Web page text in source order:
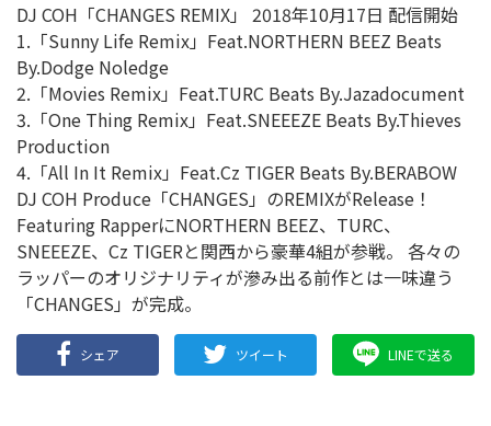
DJ COH「CHANGES REMIX」 2018年10月17日 配信開始
1.「Sunny Life Remix」Feat.NORTHERN BEEZ Beats
By.Dodge Noledge
2.「Movies Remix」Feat.TURC Beats By.Jazadocument
3.「One Thing Remix」Feat.SNEEEZE Beats By.Thieves
Production
4.「All In It Remix」Feat.Cz TIGER Beats By.BERABOW
DJ COH Produce「CHANGES」のREMIXがRelease！
Featuring RapperにNORTHERN BEEZ、TURC、
SNEEEZE、Cz TIGERと関西から豪華4組が参戦。 各々の
ラッパーのオリジナリティが滲み出る前作とは一味違う
「CHANGES」が完成。
シェア ツイート LINEで送る